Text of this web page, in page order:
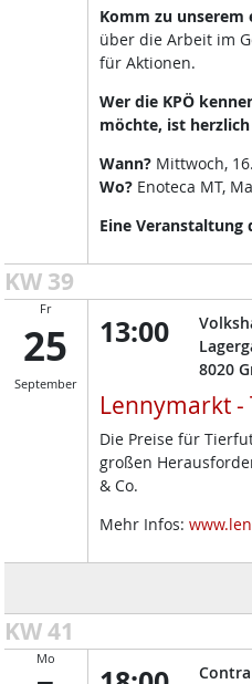
Komm zu
über die Arbeit im
für Aktionen.
Wer die KPÖ
möchte, ist
Wann?Mittwoch,
Wo?Enoteca MT,
Eine Veranstaltung
KW 39
Fr
25
September
13:00
8020
Lennymarkt -
Die Preise für
großen
& Co.
Mehr Infos:
KW 41
Mo